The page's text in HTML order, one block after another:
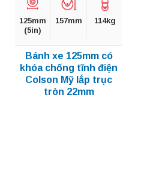
125mm
(5in)
157mm 114kg
Bánh xe 125mm có
khóa chống tĩnh điện
Colson Mỹ lắp trục
tròn 22mm